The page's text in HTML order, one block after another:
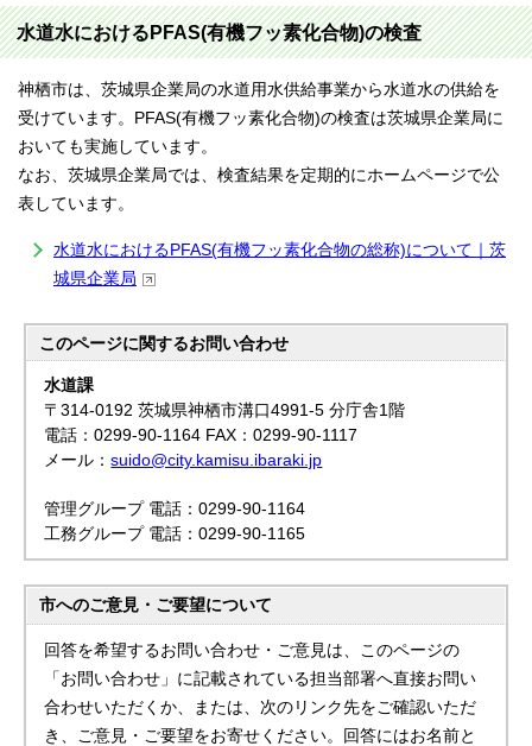
水道水におけるPFAS(有機フッ素化合物)の検査
神栖市は、茨城県企業局の水道用水供給事業から水道水の供給を
受けています。PFAS(有機フッ素化合物)の検査は茨城県企業局に
おいても実施しています。
なお、茨城県企業局では、検査結果を定期的にホームページで公
表しています。
水道水におけるPFAS(有機フッ素化合物の総称)について｜茨
城県企業局
このページに関するお問い合わせ
水道課
〒314-0192 茨城県神栖市溝口4991-5 分庁舎1階
電話：0299-90-1164 FAX：0299-90-1117
メール：suido@city.kamisu.ibaraki.jp
管理グループ 電話：0299-90-1164
工務グループ 電話：0299-90-1165
市へのご意見・ご要望について
回答を希望するお問い合わせ・ご意見は、このページの
「お問い合わせ」に記載されている担当部署へ直接お問い
合わせいただくか、または、次のリンク先をご確認いただ
き、ご意見・ご要望をお寄せください。回答にはお名前と